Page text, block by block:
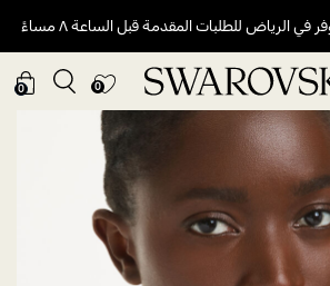
الرياض للطلبات المقدمة قبل الساعة ٨ مساءً
0
0